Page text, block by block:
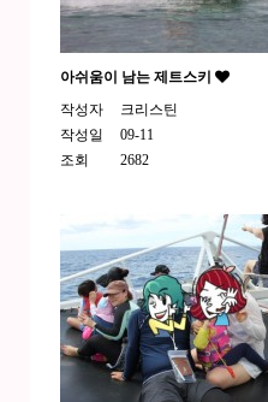
아쉬움이 남는 제트스키
작성자
크리스틴
작성일
09-11
조회
2682